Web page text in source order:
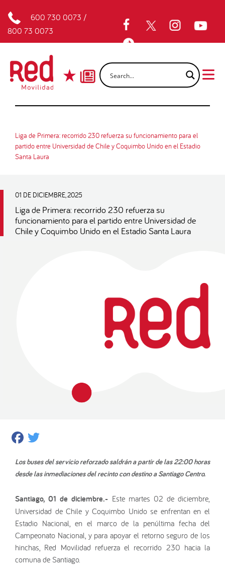
600 730 0073 /
800 73 0073
Liga de Primera: recorrido 230 refuerza su funcionamiento para el
partido entre Universidad de Chile y Coquimbo Unido en el Estadio
Santa Laura
01 DE DICIEMBRE, 2025
Liga de Primera: recorrido 230 refuerza su
funcionamiento para el partido entre Universidad de
Chile y Coquimbo Unido en el Estadio Santa Laura
Facebook
Los buses del servicio reforzado saldrán a partir de las 22:00 horas
desde las inmediaciones del recinto con destino a Santiago Centro.
Santiago, 01 de diciembre.- Este martes 02 de diciembre,
Universidad de Chile y Coquimbo Unido se enfrentan en el
Estadio Nacional, en el marco de la penúltima fecha del
Campeonato Nacional, y para apoyar el retorno seguro de los
hinchas, Red Movilidad refuerza el recorrido 230 hacia la
comuna de Santiago.